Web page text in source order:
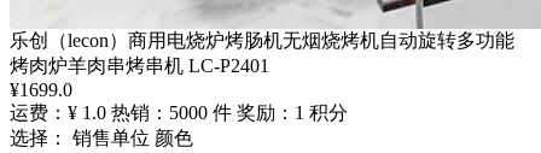
乐创（lecon）商用电烧炉烤肠机无烟烧烤机自动旋转多功能
烤肉炉羊肉串烤串机 LC-P2401
¥1699.0
运费：¥ 1.0 热销：5000 件 奖励：1 积分
选择： 销售单位 颜色